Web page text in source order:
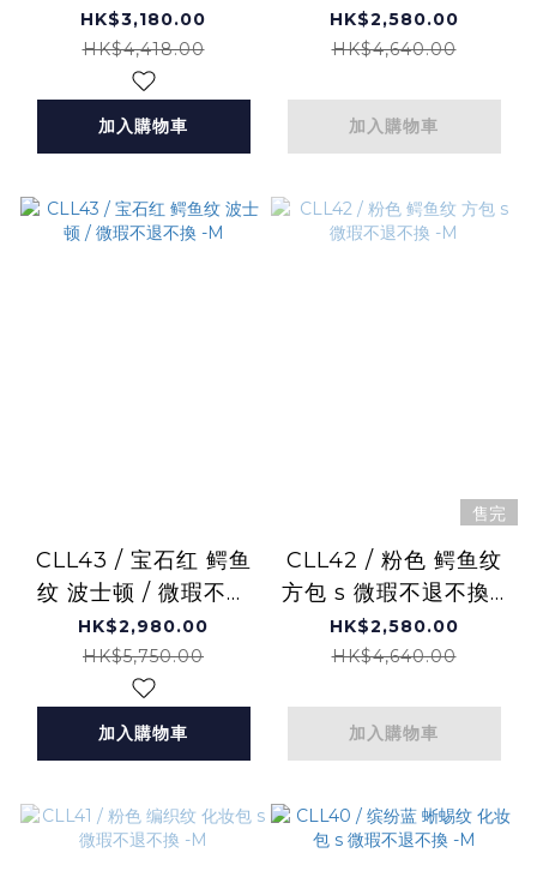
s 微瑕不退不換 -M
HK$3,180.00
HK$4,418.00
加入購物車
不換 -M
HK$2,580.00
HK$4,640.00
加入購物車
CLL43 / 宝石红 鳄鱼
纹 波士顿 / 微瑕不退
不換 -M
HK$2,980.00
HK$5,750.00
加入購物車
售完
CLL42 / 粉色 鳄鱼纹
方包 s 微瑕不退不換 -
M
HK$2,580.00
HK$4,640.00
加入購物車